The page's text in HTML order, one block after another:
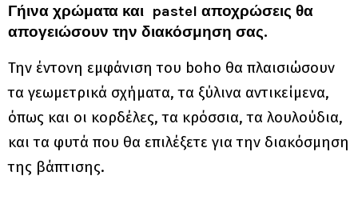
Γήινα χρώματα και pastel αποχρώσεις θα
απογειώσουν την διακόσμηση σας.
Την έντονη εμφάνιση του boho θα πλαισιώσουν
τα γεωμετρικά σχήματα, τα ξύλινα αντικείμενα,
όπως και οι κορδέλες, τα κρόσσια, τα λουλούδια,
και τα φυτά που θα επιλέξετε για την διακόσμηση
της βάπτισης.